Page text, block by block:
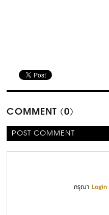
COMMENT (0)
POST COMMENT
กรุณาLogin